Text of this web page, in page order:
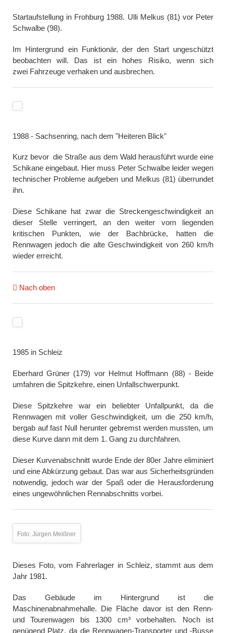
Startaufstellung in Frohburg 1988. Ulli Melkus (81) vor Peter
Schwalbe (98).
Im Hintergrund ein Funktionär, der den Start ungeschützt
beobachten will. Das ist ein hohes Risiko, wenn sich
zwei Fahrzeuge verhaken und ausbrechen.
1988 - Sachsenring, nach dem "Heiteren Blick"
Kurz bevor die Straße aus dem Wald herausführt wurde eine
Schikane eingebaut. Hier muss Peter Schwalbe leider wegen
technischer Probleme aufgeben und Melkus (81) überrundet
ihn.
Diese Schikane hat zwar die Streckengeschwindigkeit an
dieser Stelle verringert, an den weiter vorn liegenden
kritischen Punkten, wie der Bachbrücke, hatten die
Rennwagen jedoch die alte Geschwindigkeit von 260 km/h
wieder erreicht.
Nach oben
1985 in Schleiz
Eberhard Grüner (179) vor Helmut Hoffmann (88) - Beide
umfahren die Spitzkehre, einen Unfallschwerpunkt.
Diese Spitzkehre war ein beliebter Unfallpunkt, da die
Rennwagen mit voller Geschwindigkeit, um die 250 km/h,
bergab auf fast Null herunter gebremst werden mussten, um
diese Kurve dann mit dem 1. Gang zu durchfahren.
Dieser Kurvenabschnitt wurde Ende der 80er Jahre eliminiert
und eine Abkürzung gebaut. Das war aus Sicherheitsgründen
notwendig, jedoch war der Spaß oder die Herausforderung
eines ungewöhnlichen Rennabschnitts vorbei.
Foto: Jürgen Meißner
Dieses Foto, vom Fahrerlager in Schleiz, stammt aus dem
Jahr 1981.
Das Gebäude im Hintergrund ist die
Maschinenabnahmehalle. Die Fläche davor ist den Renn-
und Tourenwagen bis 1300 cm³ vorbehalten. Noch ist
genügend Platz, da die Rennwagen-Transporter und -Busse